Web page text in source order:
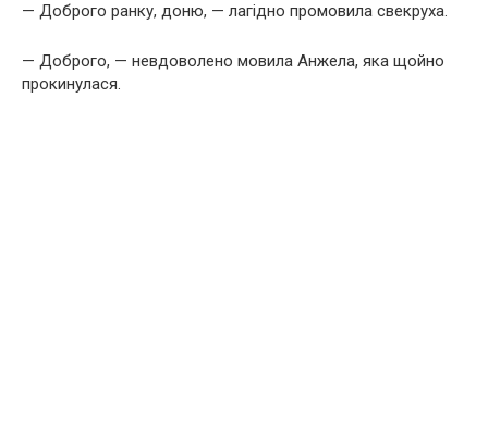
— Доброго ранку, доню, — лагідно промовила свекруха.
— Доброго, — невдоволено мовила Анжела, яка щойно
прокинулася.